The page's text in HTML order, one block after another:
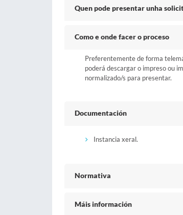
Quen pode presentar unha
Como e onde facer o proceso
Preferentemente de forma
poderá descargar o impreso ou
normalizado/s para presentar.
Documentación
Instancia xeral.
Normativa
Máis información